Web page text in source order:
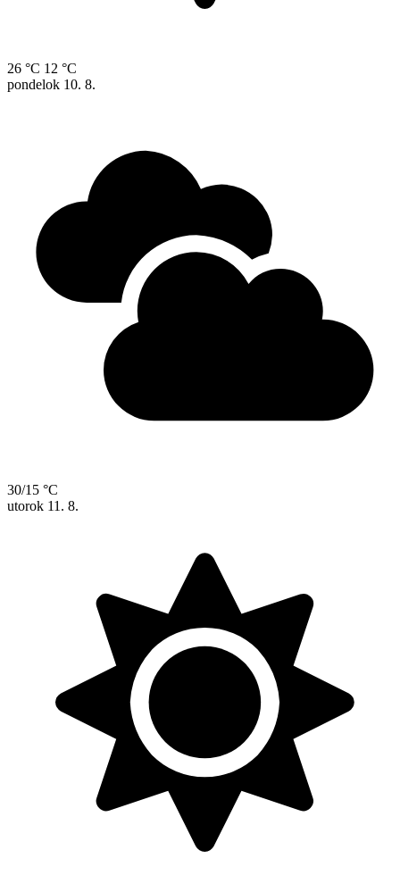
26 °C 12 °C
pondelok 10. 8.
30/15 °C
utorok 11. 8.